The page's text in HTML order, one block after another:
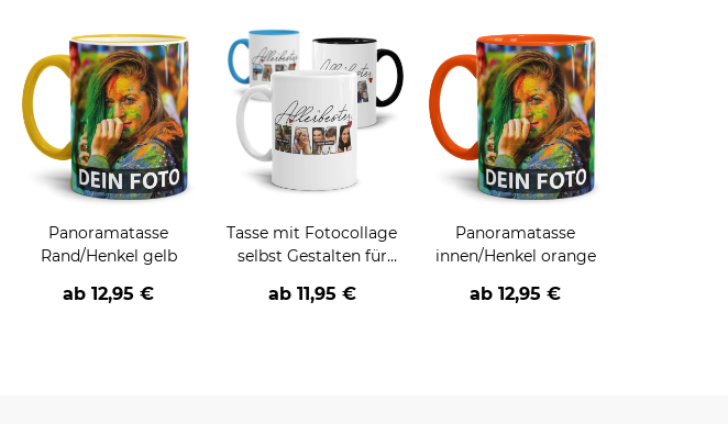
Panoramatasse
Rand/Henkel gelb
ab12,95 €
Tasse mit Fotocollage
selbst Gestalten für
Papas, Opas und Omas
ab 11,95 €
Panoramatasse
innen/Henkel orange
ab12,95 €